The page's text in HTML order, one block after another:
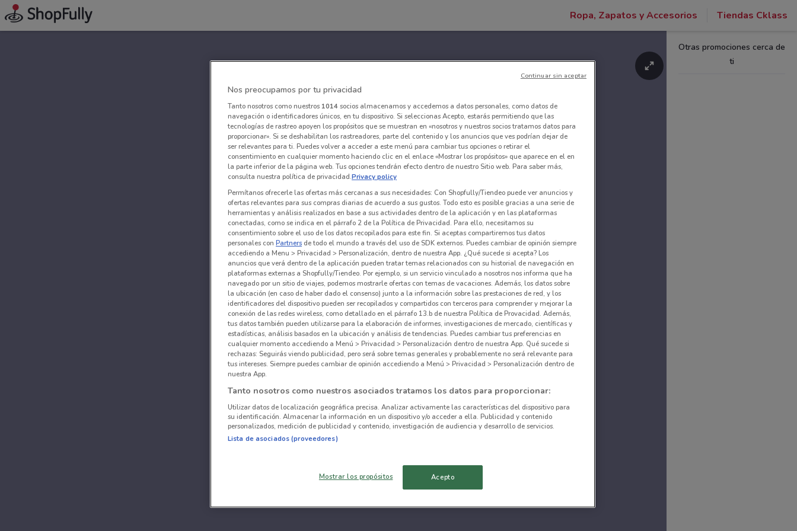
Ropa, Zapatos y Accesorios Tiendas Cklass
Otras promociones cerca de
ti
Nos preocupamos por tu privacidad
Tanto nosotros como nuestros 1014socios almacenamos y accedemos a datos personales, como datos de
navegación o identificadores únicos, en tu dispositivo. Si seleccionas Acepto, estarás permitiendo que las
tecnologías de rastreo apoyen los propósitos que se muestran en «nosotros y nuestros socios tratamos datos para
proporcionar». Si se deshabilitan los rastreadores, parte del contenido y los anuncios que ves podrían dejar de
ser relevantes para ti. Puedes volver a acceder a este menú para cambiar tus opciones o retirar el
consentimiento en cualquier momento haciendo clic en el enlace «Mostrar los propósitos» que aparece en el en
la parte inferior de la página web. Tus opciones tendrán efecto dentro de nuestro Sitio web. Para saber más,
consulta nuestra política de privacidad.Privacy policy
Permítanos ofrecerle las ofertas más cercanas a sus necesidades: Con Shopfully/Tiendeo puede ver anuncios y
ofertas relevantes para sus compras diarias de acuerdo a sus gustos. Todo esto es posible gracias a una serie de
herramientas y análisis realizados en base a sus actividades dentro de la aplicación y en las plataformas
conectadas, como se indica en el párrafo 2 de la Política de Privacidad. Para ello, necesitamos su
consentimiento sobre el uso de los datos recopilados para este fin. Si aceptas compartiremos tus datos
personales con Partners de todo el mundo a través del uso de SDK externos. Puedes cambiar de opinión siempre
accediendo a Menu > Privacidad > Personalización, dentro de nuestra App. ¿Qué sucede si acepta? Los
anuncios que verá dentro de la aplicación pueden tratar temas relacionados con su historial de navegación en
plataformas externas a Shopfully/Tiendeo. Por ejemplo, si un servicio vinculado a nosotros nos informa que ha
navegado por un sitio de viajes, podemos mostrarle ofertas con temas de vacaciones. Además, los datos sobre
la ubicación (en caso de haber dado el consenso) junto a la información sobre las prestaciones de red, y los
identificadores del dispositivo pueden ser recopilados y compartidos con terceros para comprender y mejorar la
conexión de las redes wireless, como detallado en el párrafo 13.b de nuestra Política de Provacidad. Además,
tus datos también pueden utilizarse para la elaboración de informes, investigaciones de mercado, científicas y
estadísticas, análisis basados en la ubicación y análisis de tendencias. Puedes cambiar tus preferencias en
cualquier momento accediendo a Menú > Privacidad > Personalización dentro de nuestra App. Qué sucede si
rechazas: Seguirás viendo publicidad, pero será sobre temas generales y probablemente no será relevante para
tus intereses. Siempre puedes cambiar de opinión accediendo a Menú > Privacidad > Personalización dentro de
nuestra App.
Tanto nosotros como nuestros asociados tratamos los datos para proporcionar:
Utilizar datos de localización geográfica precisa. Analizar activamente las características del dispositivo para
su identificación. Almacenar la información en un dispositivo y/o acceder a ella. Publicidad y contenido
personalizados, medición de publicidad y contenido, investigación de audiencia y desarrollo de servicios.
Lista de asociados (proveedores)
Mostrar los propósitos Acepto
Continuar sin aceptar